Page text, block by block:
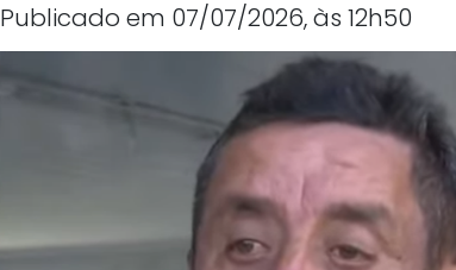
Publicado em 07/07/2026, às 12h50